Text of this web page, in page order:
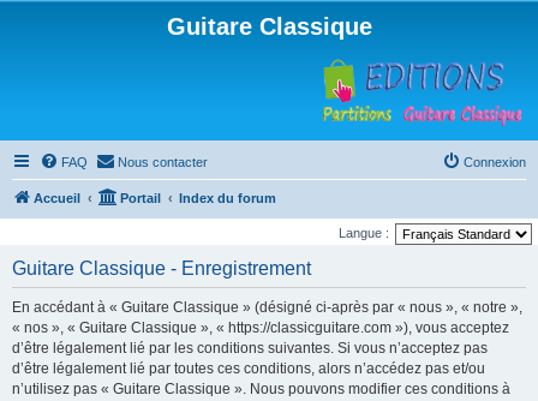
Guitare Classique
FAQ Nous contacter Connexion
Accueil Portail Index du forum
Langue :
Guitare Classique - Enregistrement
En accédant à « Guitare Classique » (désigné ci-après par « nous », « notre »,
« nos », « Guitare Classique », « https://classicguitare.com »), vous acceptez
d’être légalement lié par les conditions suivantes. Si vous n’acceptez pas
d’être légalement lié par toutes ces conditions, alors n’accédez pas et/ou
n’utilisez pas « Guitare Classique ». Nous pouvons modifier ces conditions à